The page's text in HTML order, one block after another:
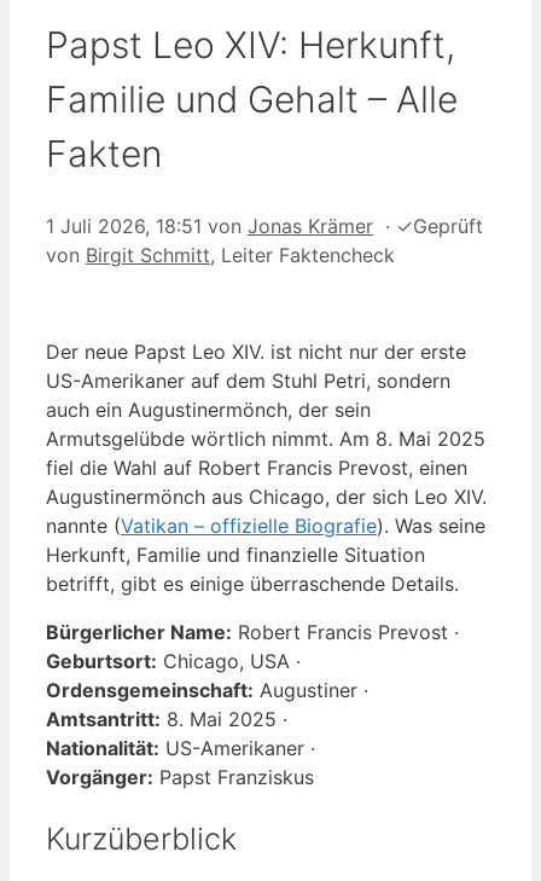
Papst Leo XIV: Herkunft,
Familie und Gehalt – Alle
Fakten
1 Juli 2026, 18:51 von Jonas Krämer · ✓Geprüft
von Birgit Schmitt, Leiter Faktencheck
Der neue Papst Leo XIV. ist nicht nur der erste
US-Amerikaner auf dem Stuhl Petri, sondern
auch ein Augustinermönch, der sein
Armutsgelübde wörtlich nimmt. Am 8. Mai 2025
fiel die Wahl auf Robert Francis Prevost, einen
Augustinermönch aus Chicago, der sich Leo XIV.
nannte (Vatikan – offizielle Biografie). Was seine
Herkunft, Familie und finanzielle Situation
betrifft, gibt es einige überraschende Details.
Bürgerlicher Name: Robert Francis Prevost ·
Geburtsort: Chicago, USA ·
Ordensgemeinschaft: Augustiner ·
Amtsantritt: 8. Mai 2025 ·
Nationalität: US-Amerikaner ·
Vorgänger: Papst Franziskus
Kurzüberblick